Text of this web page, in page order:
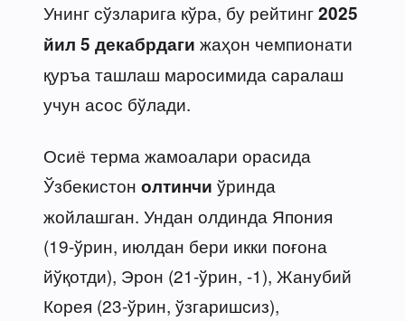
Унинг сўзларига кўра, бу рейтинг2025
йил 5 декабрдаги жаҳон чемпионати
қуръа ташлаш маросимида саралаш
учун асос бўлади.
Осиё терма жамоалари орасида
Ўзбекистон олтинчи ўринда
жойлашган. Ундан олдинда Япония
(19-ўрин, июлдан бери икки поғона
йўқотди), Эрон (21-ўрин, -1), Жанубий
Корея (23-ўрин, ўзгаришсиз),